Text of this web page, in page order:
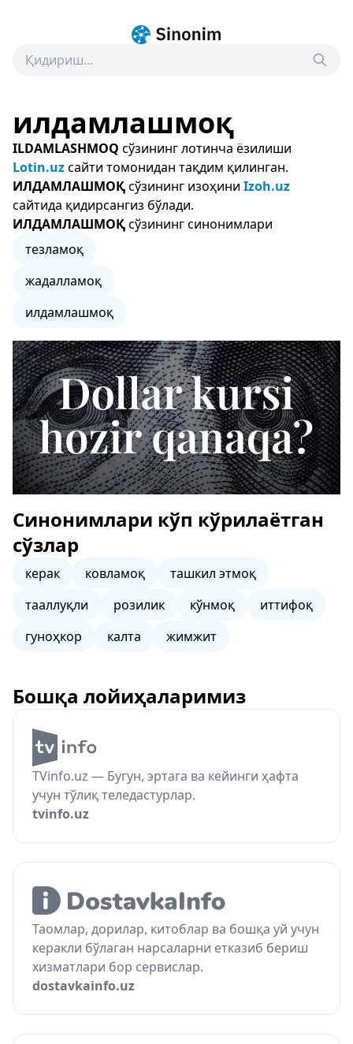
илдамлашмоқ
ILDAMLASHMOQ сўзининг лотинча ёзилиши
Lotin.uzсайти томонидан тақдим қилинган.
ИЛДАМЛАШМОҚсўзининг изоҳини Izoh.uz
сайтида қидирсангиз бўлади.
ИЛДАМЛАШМОҚсўзининг синонимлари
тезламоқ
жадалламоқ
илдамлашмоқ
Синонимлари кўп кўрилаётган
сўзлар
керак ковламоқ
ташкил этмоқ
тааллуқли
розилик кўнмоқ
иттифоқ
гуноҳкор
калта жимжит
Бошқа лойиҳаларимиз
TVinfo.uz — Бугун, эртага ва кейинги ҳафта
учун тўлиқ теледастурлар.
tvinfo.uz
Таомлар, дорилар, китоблар ва бошқа уй учун
керакли бўлаган нарсаларни етказиб бериш
хизматлари бор сервислар.
dostavkainfo.uz